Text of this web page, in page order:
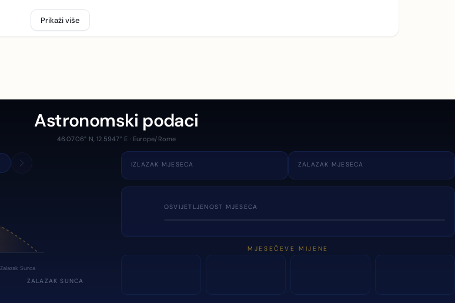
Prikaži više
Astronomski podaci
46.0706° N, 12.5947° E · Europe/Rome
Zalazak Sunca
ZALAZAK SUNCA
IZLAZAK MJESECA ZALAZAK MJESECA
OSVIJETLJENOST MJESECA
MJESEČEVE MIJENE